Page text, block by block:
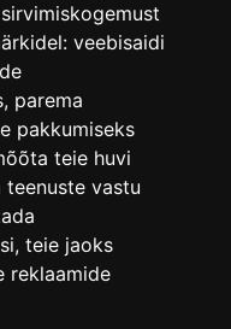
veebisaidi
, parema
pakkumiseks
teie huvi
vastu
, teie jaoks
reklaamide
4178